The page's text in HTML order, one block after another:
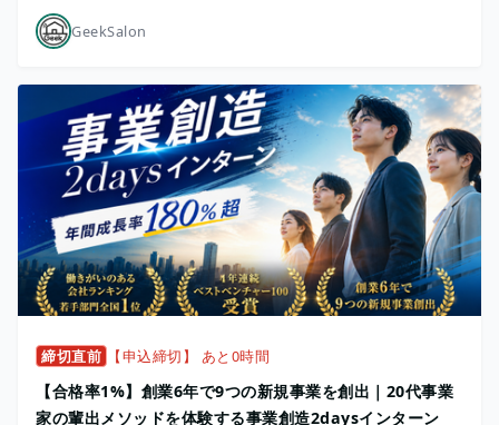
GeekSalon
締切直前 【申込締切】 あと0時間
【合格率1%】創業6年で9つの新規事業を創出｜20代事業
家の輩出メソッドを体験する事業創造2daysインターン